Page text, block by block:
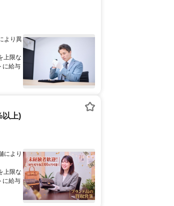
より異
上限な
に給与
以上)
により
上限な
に給与